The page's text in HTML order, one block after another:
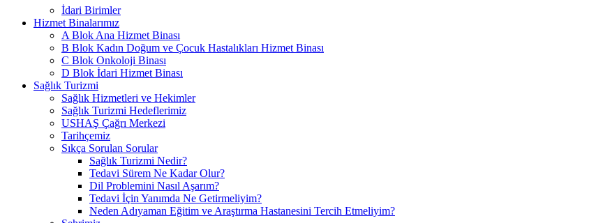
İdari Birimler
Hizmet Binalarımız
A Blok Ana Hizmet Binası
B Blok Kadın Doğum ve Çocuk Hastalıkları Hizmet Binası
C Blok Onkoloji Binası
D Blok İdari Hizmet Binası
Sağlık Turizmi
Sağlık Hizmetleri ve Hekimler
Sağlık Turizmi Hedeflerimiz
USHAŞ Çağrı Merkezi
Tarihçemiz
Sıkça Sorulan Sorular
Sağlık Turizmi Nedir?
Tedavi Sürem Ne Kadar Olur?
Dil Problemini Nasıl Aşarım?
Tedavi İçin Yanımda Ne Getirmeliyim?
Neden Adıyaman Eğitim ve Araştırma Hastanesini Tercih Etmeliyim?